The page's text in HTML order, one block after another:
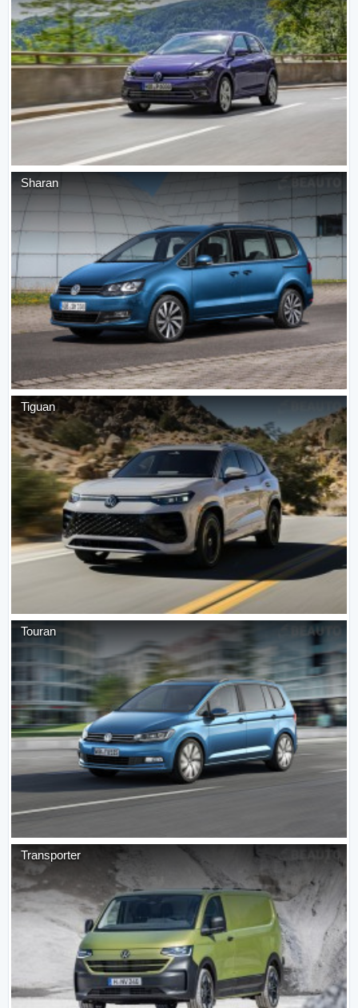
Sharan
Tiguan
Touran
Transporter